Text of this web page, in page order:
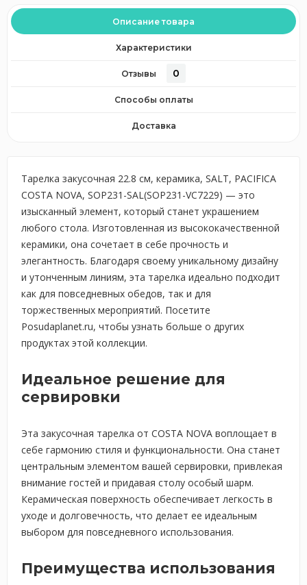
Описание товара
Характеристики
Отзывы 0
Способы оплаты
Доставка
Тарелка закусочная 22.8 см, керамика, SALT, PACIFICA
COSTA NOVA, SOP231-SAL(SOP231-VC7229) — это
изысканный элемент, который станет украшением
любого стола. Изготовленная из высококачественной
керамики, она сочетает в себе прочность и
элегантность. Благодаря своему уникальному дизайну
и утонченным линиям, эта тарелка идеально подходит
как для повседневных обедов, так и для
торжественных мероприятий. Посетите
Posudaplanet.ru, чтобы узнать больше о других
продуктах этой коллекции.
Идеальное решение для
сервировки
Эта закусочная тарелка от COSTA NOVA воплощает в
себе гармонию стиля и функциональности. Она станет
центральным элементом вашей сервировки, привлекая
внимание гостей и придавая столу особый шарм.
Керамическая поверхность обеспечивает легкость в
уходе и долговечность, что делает ее идеальным
выбором для повседневного использования.
Преимущества использования